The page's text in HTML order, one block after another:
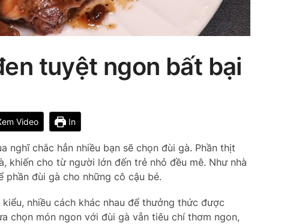
tuyệt ngon bất bại
Video In
nghĩ chắc hẳn nhiều bạn sẽ chọn đùi gà. Phần thịt
khiến cho từ người lớn đến trẻ nhỏ đều mê. Như nhà
đùi gà cho những cô cậu bé.
nhiều cách khác nhau để thưởng thức được
chọn món ngon với đùi gà vẫn tiêu chí thơm ngon,